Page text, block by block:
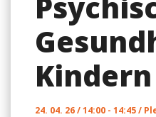
Kindern
24. 04. 26 / 14:00 - 14:45 /